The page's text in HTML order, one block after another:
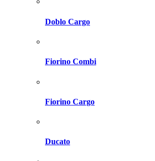
Doblo Cargo
Fiorino Combi
Fiorino Cargo
Ducato